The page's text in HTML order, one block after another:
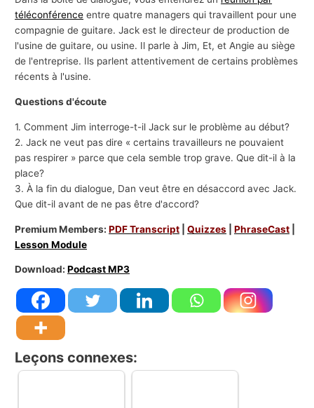
téléconférence entre quatre managers qui travaillent pour une
compagnie de guitare. Jack est le directeur de production de
l'usine de guitare, ou usine. Il parle à Jim, Et, et Angie au siège
de l'entreprise. Ils parlent attentivement de certains problèmes
récents à l'usine.
Questions d'écoute
1. Comment Jim interroge-t-il Jack sur le problème au début?
2. Jack ne veut pas dire « certains travailleurs ne pouvaient
pas respirer » parce que cela semble trop grave. Que dit-il à la
place?
3. À la fin du dialogue, Dan veut être en désaccord avec Jack.
Que dit-il avant de ne pas être d'accord?
Premium Members:PDF Transcript |Quizzes |PhraseCast
Lesson Module
Download:Podcast MP3
Leçons connexes: